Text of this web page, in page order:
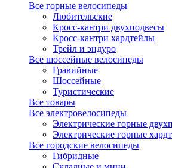
Все горные велосипеды
Любительские
Кросс-кантри двухподвесы
Кросс-кантри хардтейлы
Трейл и эндуро
Все шоссейные велосипеды
Гравийные
Шоссейные
Туристические
Все товары
Все электровелосипеды
Электрические горные
Электрические горные
Все городские велосипеды
Гибридные